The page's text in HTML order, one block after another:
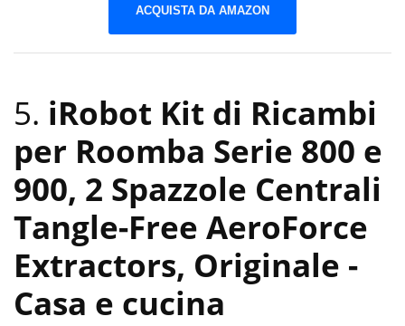
ACQUISTA DA AMAZON
5. iRobot Kit di Ricambi
per Roomba Serie 800 e
900, 2 Spazzole Centrali
Tangle-Free AeroForce
Extractors, Originale -
Casa e cucina